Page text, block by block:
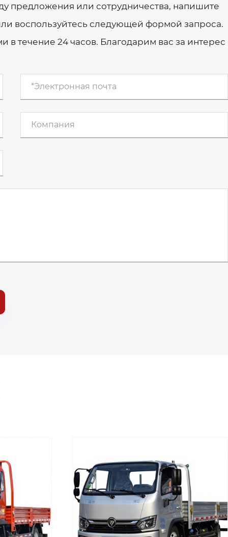
предложения или сотрудничества, напишите
воспользуйтесь следующей формой запроса.
в течение 24 часов. Благодарим вас за интерес